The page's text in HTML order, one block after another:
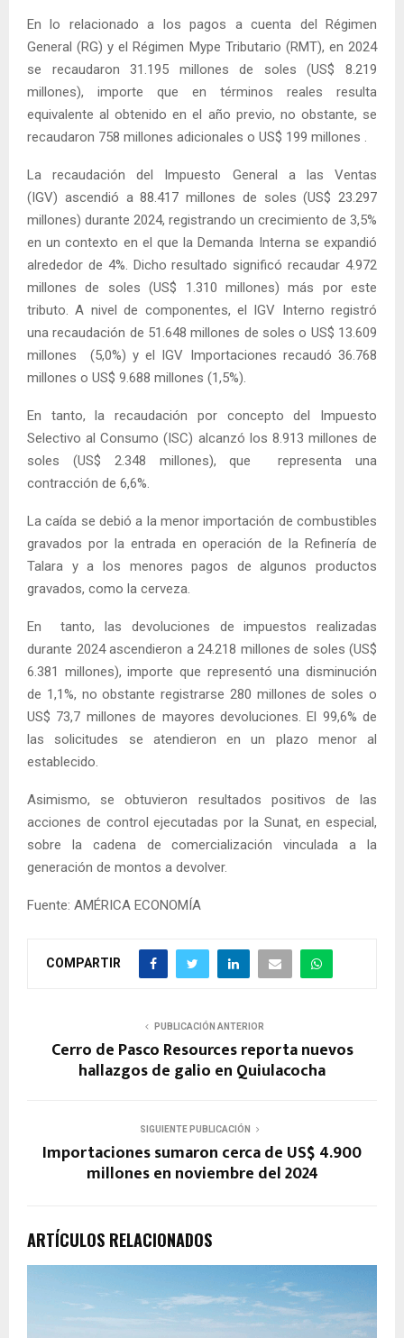
En lo relacionado a los pagos a cuenta del Régimen
General (RG) y el Régimen Mype Tributario (RMT), en 2024
se recaudaron 31.195 millones de soles (US$ 8.219
millones), importe que en términos reales resulta
equivalente al obtenido en el año previo, no obstante, se
recaudaron 758 millones adicionales o US$ 199 millones .
La recaudación del Impuesto General a las Ventas
(IGV) ascendió a 88.417 millones de soles (US$ 23.297
millones) durante 2024, registrando un crecimiento de 3,5%
en un contexto en el que la Demanda Interna se expandió
alrededor de 4%. Dicho resultado significó recaudar 4.972
millones de soles (US$ 1.310 millones) más por este
tributo. A nivel de componentes, el IGV Interno registró
una recaudación de 51.648 millones de soles o US$ 13.609
millones (5,0%) y el IGV Importaciones recaudó 36.768
millones o US$ 9.688 millones (1,5%).
En tanto, la recaudación por concepto del Impuesto
Selectivo al Consumo (ISC) alcanzó los 8.913 millones de
soles (US$ 2.348 millones), que representa una
contracción de 6,6%.
La caída se debió a la menor importación de combustibles
gravados por la entrada en operación de la Refinería de
Talara y a los menores pagos de algunos productos
gravados, como la cerveza.
En tanto, las devoluciones de impuestos realizadas
durante 2024 ascendieron a 24.218 millones de soles (US$
6.381 millones), importe que representó una disminución
de 1,1%, no obstante registrarse 280 millones de soles o
US$ 73,7 millones de mayores devoluciones. El 99,6% de
las solicitudes se atendieron en un plazo menor al
establecido.
Asimismo, se obtuvieron resultados positivos de las
acciones de control ejecutadas por la Sunat, en especial,
sobre la cadena de comercialización vinculada a la
generación de montos a devolver.
Fuente: AMÉRICA ECONOMÍA
COMPARTIR
PUBLICACIÓN ANTERIOR
Cerro de Pasco Resources reporta nuevos
hallazgos de galio en Quiulacocha
SIGUIENTE PUBLICACIÓN
Importaciones sumaron cerca de US$ 4.900
millones en noviembre del 2024
ARTÍCULOS RELACIONADOS